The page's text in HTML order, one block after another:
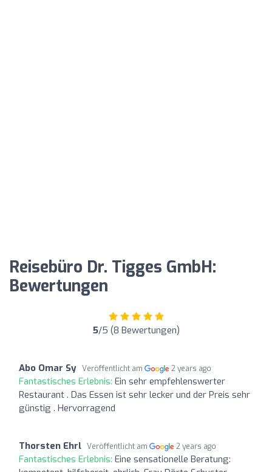
Reisebüro Dr. Tigges GmbH:
Bewertungen
5/5 (8 Bewertungen)
Abo Omar Sy Veröffentlicht am 2 years ago
Fantastisches Erlebnis: Ein sehr empfehlenswerter
Restaurant . Das Essen ist sehr lecker und der Preis sehr
günstig . Hervorragend
Thorsten Ehrl Veröffentlicht am 2 years ago
Fantastisches Erlebnis: Eine sensationelle Beratung: